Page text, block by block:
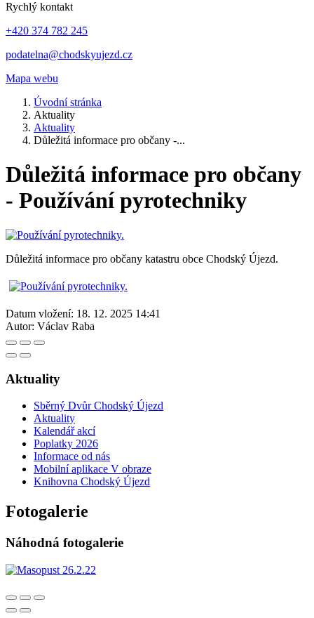
Rychlý kontakt
+420 374 782 245
podatelna@chodskyujezd.cz
Mapa webu
Úvodní stránka
Aktuality
Aktuality
Důležitá informace pro občany -...
Důležitá informace pro občany
- Používání pyrotechniky
Důležitá informace pro občany katastru obce Chodský Újezd.
Datum vložení: 18. 12. 2025 14:41
Autor: Václav Raba
Aktuality
Sběrný Dvůr Chodský Újezd
Aktuality
Kalendář akcí
Poplatky 2026
Informace od nás
Mobilní aplikace V obraze
Knihovna Chodský Újezd
Fotogalerie
Náhodná fotogalerie